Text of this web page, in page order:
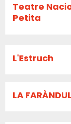
Teatre
Petita
L'Estruch
LA